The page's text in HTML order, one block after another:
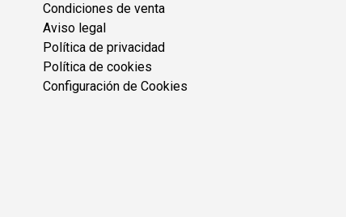
Condiciones de venta
Aviso legal
Política de privacidad
Política de cookies
Configuración de Cookies